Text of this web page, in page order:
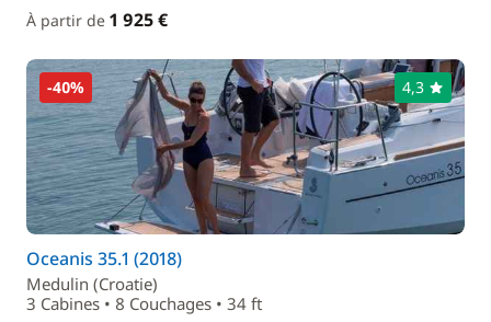
À partir de 1 925 €
-40% 4,3
Oceanis 35.1 (2018)
Medulin (Croatie)
3 Cabines • 8 Couchages • 34 ft